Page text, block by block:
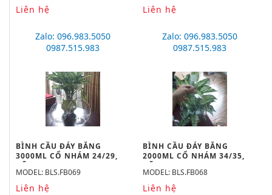
Liên hệ Liên hệ
Zalo: 096.983.5050
0987.515.983
BÌNH CẦU ĐÁY BẰNG
3000ML CỔ NHÁM 24/29,
HÃNG BIOHALL
MODEL: BLS.FB069
Liên hệ
Zalo: 096.983.5050
0987.515.983
BÌNH CẦU ĐÁY BẰNG
2000ML CỔ NHÁM 34/35,
HÃNG BIOHALL
MODEL: BLS.FB068
Liên hệ